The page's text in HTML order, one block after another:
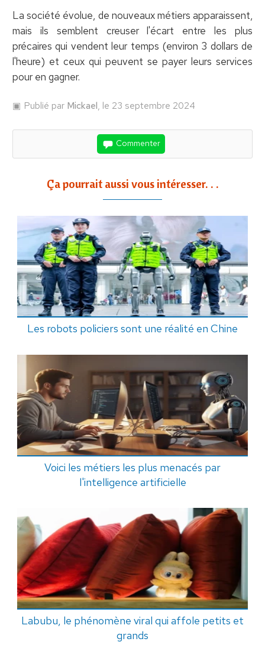
La société évolue, de nouveaux métiers apparaissent,
mais ils semblent creuser l'écart entre les plus
précaires qui vendent leur temps (environ 3 dollars de
l'heure) et ceux qui peuvent se payer leurs services
pour en gagner.
Publié par Mickael, le 23 septembre 2024
Commenter
Ça pourrait aussi vous intéresser. . .
Les robots policiers sont une réalité en Chine
Voici les métiers les plus menacés par
l'intelligence artificielle
Labubu, le phénomène viral qui affole petits et
grands